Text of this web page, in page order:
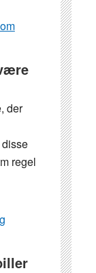
studerende
Aarhus
der
regel